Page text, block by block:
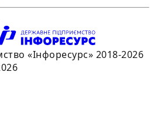
«Інфоресурс» 2018-2026